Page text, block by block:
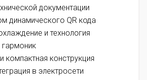
документации
динамического QR кода
и технология
гармоник
компактная конструкция
в электросети